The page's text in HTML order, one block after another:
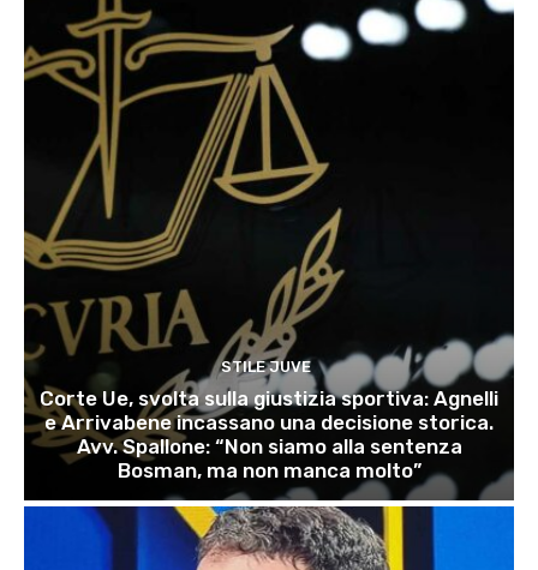
STILE JUVE
Corte Ue, svolta sulla giustizia sportiva: Agnelli
e Arrivabene incassano una decisione storica.
Avv. Spallone: “Non siamo alla sentenza
Bosman, ma non manca molto”